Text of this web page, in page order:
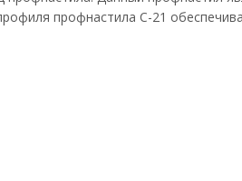
профнастила С-21